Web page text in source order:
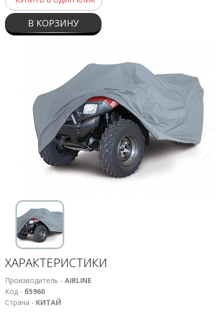
В КОРЗИНУ
ХАРАКТЕРИСТИКИ
Производитель - AIRLINE
Код - б5960
Страна - КИТАЙ